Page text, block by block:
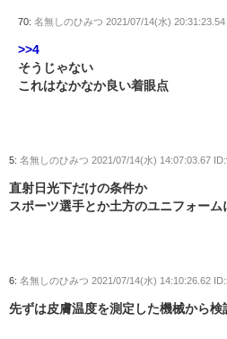
70: 名無しのひみつ 2021/07/14(水)
>>4
そうじゃない
これはなかなか良い着眼点
5: 名無しのひみつ 2021/07/14(水) 14:07:03.67
直射日光下だけの条件か
スポーツ選手とか土方のユニフォー
6: 名無しのひみつ 2021/07/14(水) 14:10:26.62
先ずは皮膚温度を測定した機械から検